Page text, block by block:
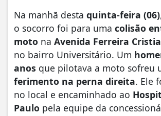
Na manhã desta quinta-feira (06)
o socorro foi para uma colisão
moto na Avenida Ferreira
no bairro Universitário. Um
anos que pilotava a moto sofreu
ferimento na perna direita. Ele
no local e encaminhado ao
Paulo pela equipe da